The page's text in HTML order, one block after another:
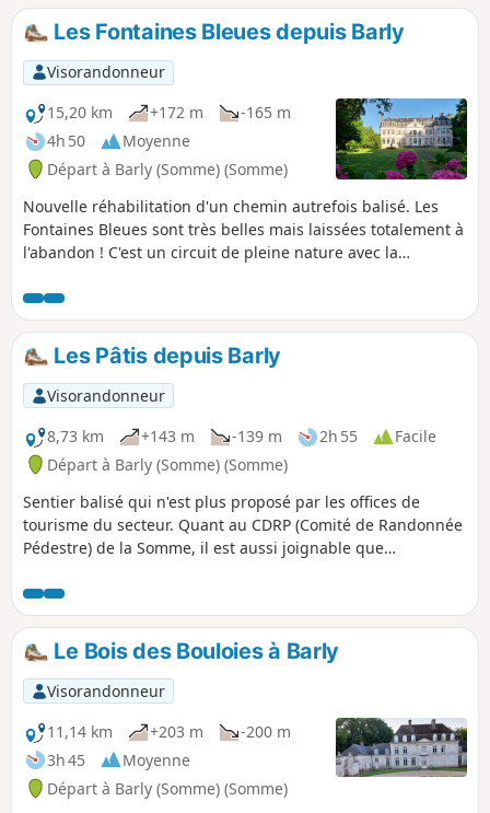
Les Fontaines Bleues depuis Barly
Visorandonneur
15,20 km
+172 m
-165 m
4h 50
Moyenne
Départ à Barly (Somme) (Somme)
Nouvelle réhabilitation d'un chemin autrefois balisé. Les
Fontaines Bleues sont très belles mais laissées totalement à
l'abandon ! C'est un circuit de pleine nature avec la
rando "le Bois des Bouloies". Au point (7), en virant à
gauche, on se retrouve sur ce parcours (vers le lieu-dit les
Tilleuls : point (3). Le total doit alors faire environ 24 km.
Les Pâtis depuis Barly
Visorandonneur
8,73 km
+143 m -139 m 2h 55
Facile
Départ à Barly (Somme) (Somme)
Sentier balisé qui n'est plus proposé par les offices de
tourisme du secteur. Quant au CDRP (Comité de Randonnée
Pédestre) de la Somme, il est aussi joignable que
très beaux sentiers : au départ, la montée sur le plateau
puis, à Remaisnil, la descente par le Bois de Courcelles.
Le Bois des Bouloies à Barly
Visorandonneur
11,14 km
+203 m
-200 m
3h 45
Moyenne
Départ à Barly (Somme) (Somme)